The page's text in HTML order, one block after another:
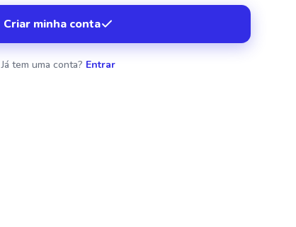
Criar minha conta
Já tem uma conta? Entrar